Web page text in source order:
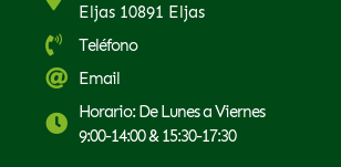
Eljas 10891 Eljas
Teléfono
Email
Horario: De Lunes a Viernes
9:00-14:00 & 15:30-17:30